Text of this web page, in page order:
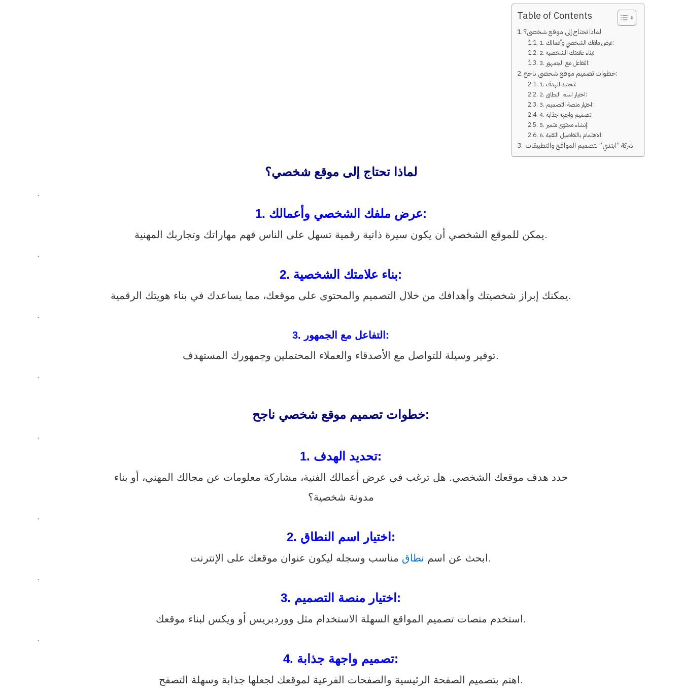
Table of Contents
لماذا تحتاج إلى موقع شخصي؟
1. عرض ملفك الشخصي وأعمالك:
2. بناء علامتك الشخصية:
3. التفاعل مع الجمهور:
خطوات تصميم موقع شخصي ناجح:
1. تحديد الهدف:
2. اختيار اسم النطاق:
3. اختيار منصة التصميم:
4. تصميم واجهة جذابة:
5. إنشاء محتوى متميز:
6. الاهتمام بالتفاصيل التقنية:
شركة “ابتدي” لتصميم المواقع والتطبيقات
لماذا تحتاج إلى موقع شخصي؟
.
1. عرض ملفك الشخصي وأعمالك:
يمكن للموقع الشخصي أن يكون سيرة ذاتية رقمية تسهل على الناس فهم مهاراتك وتجاربك المهنية.
.
2. بناء علامتك الشخصية:
يمكنك إبراز شخصيتك وأهدافك من خلال التصميم والمحتوى على موقعك، مما يساعدك في بناء هويتك الرقمية.
.
3.
التفاعل مع الجمهور:
توفير وسيلة للتواصل مع الأصدقاء والعملاء المحتملين وجمهورك المستهدف.
.
خطوات تصميم موقع شخصي ناجح:
.
1. تحديد الهدف:
حدد هدف موقعك الشخصي. هل ترغب في عرض أعمالك الفنية، مشاركة معلومات عن مجالك المهني، أو بناء
مدونة شخصية؟
.
2. اختيار اسم النطاق:
ابحث عن اسم نطاق
مناسب وسجله ليكون عنوان موقعك على الإنترنت.
.
3. اختيار منصة التصميم:
استخدم منصات تصميم المواقع السهلة الاستخدام مثل ووردبريس أو ويكس لبناء موقعك.
.
4. تصميم واجهة جذابة:
اهتم بتصميم الصفحة الرئيسية والصفحات الفرعية لموقعك لجعلها جذابة وسهلة التصفح.